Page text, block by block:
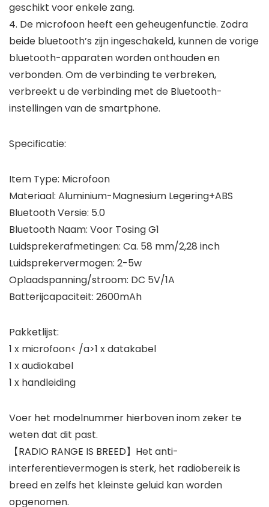
geschikt voor enkele zang.
4. De microfoon heeft een geheugenfunctie. Zodra
beide bluetooth’s zijn ingeschakeld, kunnen de vorige
bluetooth-apparaten worden onthouden en
verbonden. Om de verbinding te verbreken,
verbreekt u de verbinding met de Bluetooth-
instellingen van de smartphone.
Specificatie:
Item Type: Microfoon
Materiaal: Aluminium-Magnesium Legering+ABS
Bluetooth Versie: 5.0
Bluetooth Naam: Voor Tosing G1
Luidsprekerafmetingen: Ca. 58 mm/2,28 inch
Luidsprekervermogen: 2-5w
Oplaadspanning/stroom: DC 5V/1A
Batterijcapaciteit: 2600mAh
Pakketlijst:
1 x microfoon< /a>1 x datakabel
1 x audiokabel
1 x handleiding
Voer het modelnummer hierboven inom zeker te
weten dat dit past.
【RADIO RANGE IS BREED】Het anti-
interferentievermogen is sterk, het radiobereik is
breed en zelfs het kleinste geluid kan worden
opgenomen.